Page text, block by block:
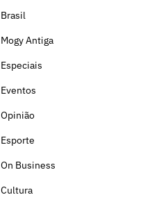
Brasil
Mogy Antiga
Especiais
Eventos
Opinião
Esporte
On Business
Cultura